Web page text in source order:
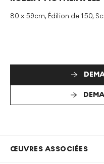
80 x 59cm, Édition de 150,
Technique: Screenprint
Signé: Oui
Signed Print
ŒUVRES ASSOCIÉES